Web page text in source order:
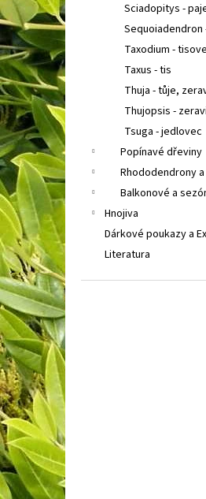
Sciadopitys -
Taxodium -
Taxus - tis
Thuja - tůje,
Thujopsis -
Tsuga - jedlovec
Popínavé dřeviny
Rhododendrony
Balkonové a
Hnojiva
Dárkové poukazy a
Literatura